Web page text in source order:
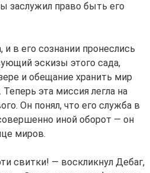
заслужил право быть его
в его сознании пронеслись
эскизы этого сада,
и обещание хранить мир
эта миссия легла на
Он понял, что его служба в
иной оборот — он
миров.
свитки! — воскликнул Дебаг,